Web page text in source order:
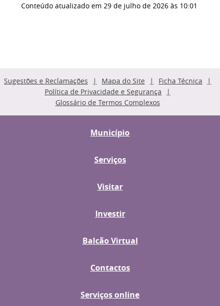
Conteúdo atualizado em 29 de julho de 2026 às 10:01
Sugestões e Reclamações Mapa do Site
Ficha Técnica
Política de Privacidade e Segurança
Glossário de Termos Complexos
Município
Serviços
Visitar
Investir
Balcão Virtual
Contactos
Serviços online